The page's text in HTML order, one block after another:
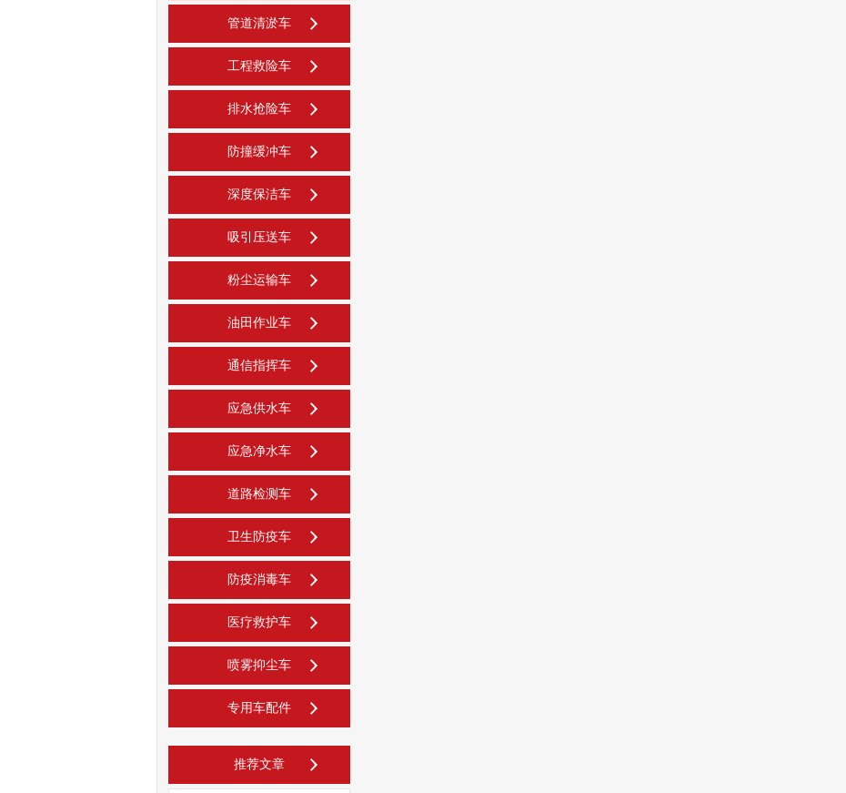
管道清淤车
工程救险车
排水抢险车
防撞缓冲车
深度保洁车
吸引压送车
粉尘运输车
油田作业车
通信指挥车
应急供水车
应急净水车
道路检测车
卫生防疫车
防疫消毒车
医疗救护车
喷雾抑尘车
专用车配件
推荐文章